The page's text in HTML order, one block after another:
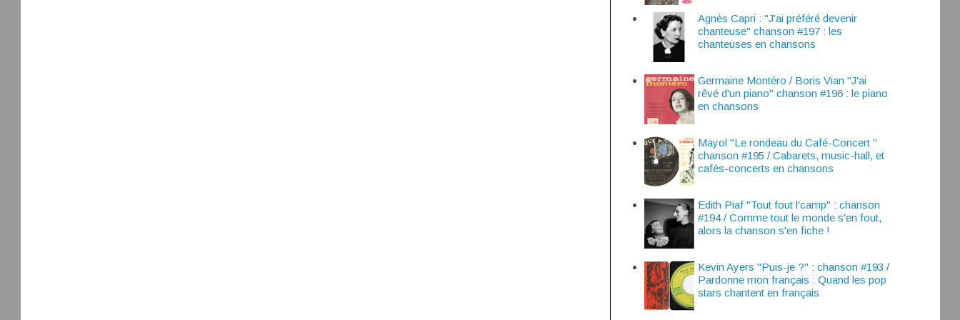
Agnès Capri : "J'ai préféré devenir
chanteuse" chanson #197 : les
chanteuses en chansons
Germaine Montéro / Boris Vian "J'ai
rêvé d'un piano" chanson #196 : le piano
en chansons
Mayol "Le rondeau du Café-Concert "
chanson #195 / Cabarets, music-hall, et
cafés-concerts en chansons
Edith Piaf "Tout fout l'camp" : chanson
#194 / Comme tout le monde s'en fout,
alors la chanson s'en fiche !
Kevin Ayers "Puis-je ?" : chanson #193 /
Pardonne mon français : Quand les pop
stars chantent en français